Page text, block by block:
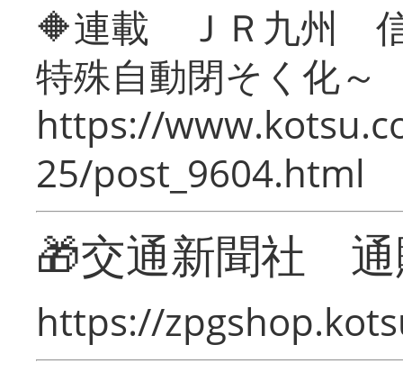
🔶連載 ＪＲ九州 信
特殊自動閉そく化～
https://
25/post_9604.html
🎁交通新聞社
https://